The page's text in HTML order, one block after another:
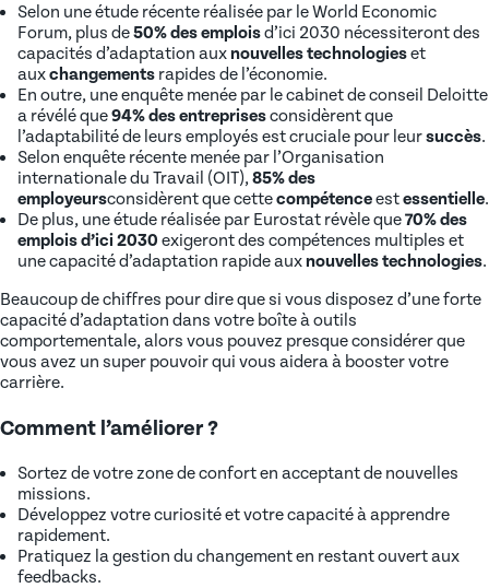
Selon une étude récente réalisée par le World Economic
Forum, plus de50% des emploisd’ici 2030 nécessiteront des
capacités d’adaptation auxnouvelles technologieset
auxchangements rapides de l’économie.
En outre, une enquête menée par le cabinet de conseil Deloitte
a révélé que94% des entreprisesconsidèrent que
l’adaptabilité de leurs employés est cruciale pour leursuccès.
Selon enquête récente menée par l’Organisation
internationale du Travail (OIT),85% des
employeursconsidèrent que cettecompétenceestessentielle.
De plus, une étude réalisée par Eurostat révèle que70% des
emplois d’ici 2030 exigeront des compétences multiples et
une capacité d’adaptation rapide auxnouvelles technologies.
Beaucoup de chiffres pour dire que si vous disposez d’une forte
capacité d’adaptation dans votre boîte à outils
comportementale, alors vous pouvez presque considérer que
vous avez un super pouvoir qui vous aidera à booster votre
carrière.
Comment l’améliorer ?
Sortez de votre zone de confort en acceptant de nouvelles
missions.
Développez votre curiosité et votre capacité à apprendre
rapidement.
Pratiquez la gestion du changement en restant ouvert aux
feedbacks.